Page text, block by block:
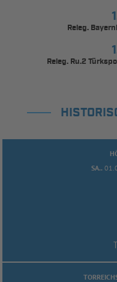
Releg.
Releg. Ru.2
SA..